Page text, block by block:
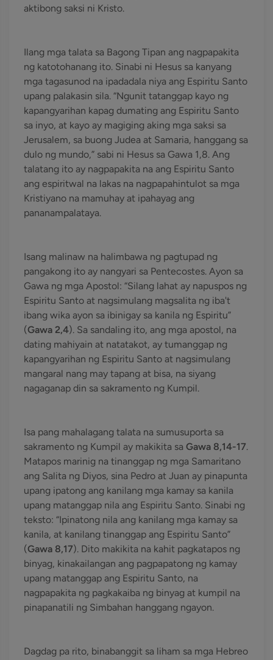
aktibong saksi ni Kristo.
Ilang mga talata sa Bagong Tipan ang nagpapakita
ng katotohanang ito. Sinabi ni Hesus sa kanyang
mga tagasunod na ipadadala niya ang Espiritu Santo
upang palakasin sila. “Ngunit tatanggap kayo ng
kapangyarihan kapag dumating ang Espiritu Santo
sa inyo, at kayo ay magiging aking mga saksi sa
Jerusalem, sa buong Judea at Samaria, hanggang sa
dulo ng mundo,” sabi ni Hesus sa Gawa 1,8. Ang
talatang ito ay nagpapakita na ang Espiritu Santo
ang espiritwal na lakas na nagpapahintulot sa mga
Kristiyano na mamuhay at ipahayag ang
pananampalataya.
Isang malinaw na halimbawa ng pagtupad ng
pangakong ito ay nangyari sa Pentecostes. Ayon sa
Gawa ng mga Apostol: “Silang lahat ay napuspos ng
Espiritu Santo at nagsimulang magsalita ng iba't
ibang wika ayon sa ibinigay sa kanila ng Espiritu”
(Gawa 2,4). Sa sandaling ito, ang mga apostol, na
dating mahiyain at natatakot, ay tumanggap ng
kapangyarihan ng Espiritu Santo at nagsimulang
mangaral nang may tapang at bisa, na siyang
nagaganap din sa sakramento ng Kumpil.
Isa pang mahalagang talata na sumusuporta sa
sakramento ng Kumpil ay makikita sa Gawa 8,14-17.
Matapos marinig na tinanggap ng mga Samaritano
ang Salita ng Diyos, sina Pedro at Juan ay pinapunta
upang ipatong ang kanilang mga kamay sa kanila
upang matanggap nila ang Espiritu Santo. Sinabi ng
teksto: “Ipinatong nila ang kanilang mga kamay sa
kanila, at kanilang tinanggap ang Espiritu Santo”
(Gawa 8,17). Dito makikita na kahit pagkatapos ng
binyag, kinakailangan ang pagpapatong ng kamay
upang matanggap ang Espiritu Santo, na
nagpapakita ng pagkakaiba ng binyag at kumpil na
pinapanatili ng Simbahan hanggang ngayon.
Dagdag pa rito, binabanggit sa liham sa mga Hebreo